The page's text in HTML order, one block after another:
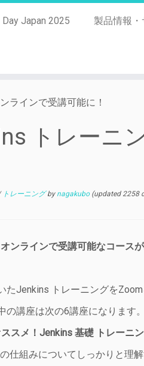
Japan 2025 製品情報・
ラインで受講可能に！
トレーニ
トレーニングby nagakubo(updated 2258
ンラインで受講可能なコース
たJenkins トレーニングを
の講座は次の6講座になります。
スメ！Jenkins 基礎 トレーニ
仕組みについてしっかりと理